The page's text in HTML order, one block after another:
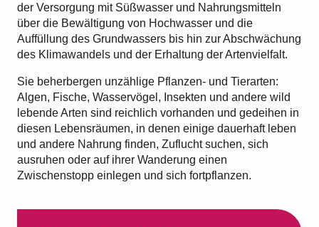
der Versorgung mit Süßwasser und Nahrungsmitteln
über die Bewältigung von Hochwasser und die
Auffüllung des Grundwassers bis hin zur Abschwächung
des Klimawandels und der Erhaltung der Artenvielfalt.
Sie beherbergen unzählige Pflanzen- und Tierarten:
Algen, Fische, Wasservögel, Insekten und andere wild
lebende Arten sind reichlich vorhanden und gedeihen in
diesen Lebensräumen, in denen einige dauerhaft leben
und andere Nahrung finden, Zuflucht suchen, sich
ausruhen oder auf ihrer Wanderung einen
Zwischenstopp einlegen und sich fortpflanzen.